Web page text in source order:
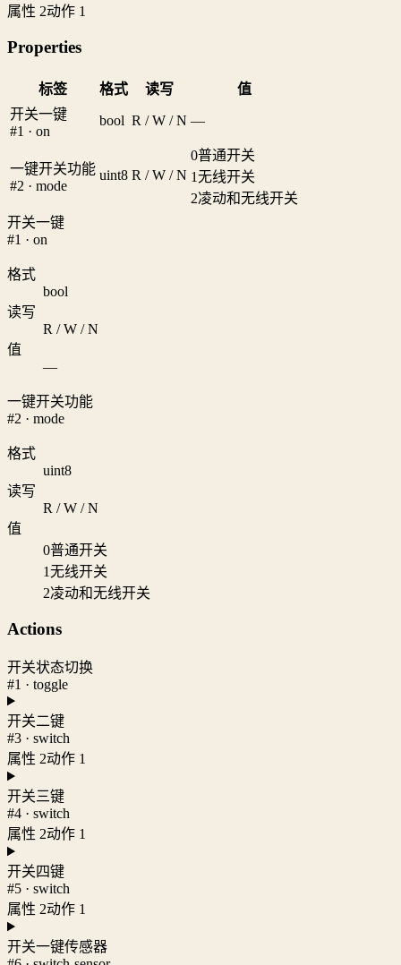
属性 2动作 1
Properties
标签 格式 读写
值
开关一键
#1 · on
bool R / W / N —
一键开关功能
#2 · mode
uint8 R / W / N
0普通开关
1无线开关
2凌动和无线开关
开关一键
#1 · on
格式
bool
读写
R / W / N
值
—
一键开关功能
#2 · mode
格式
uint8
读写
R / W / N
值
0普通开关
1无线开关
2凌动和无线开关
Actions
开关状态切换
#1 · toggle
开关二键
#3 · switch
属性 2动作 1
开关三键
#4 · switch
属性 2动作 1
开关四键
#5 · switch
属性 2动作 1
开关一键传感器